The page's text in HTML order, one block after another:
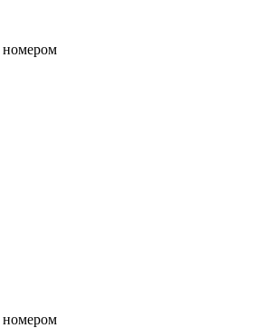
номером
номером